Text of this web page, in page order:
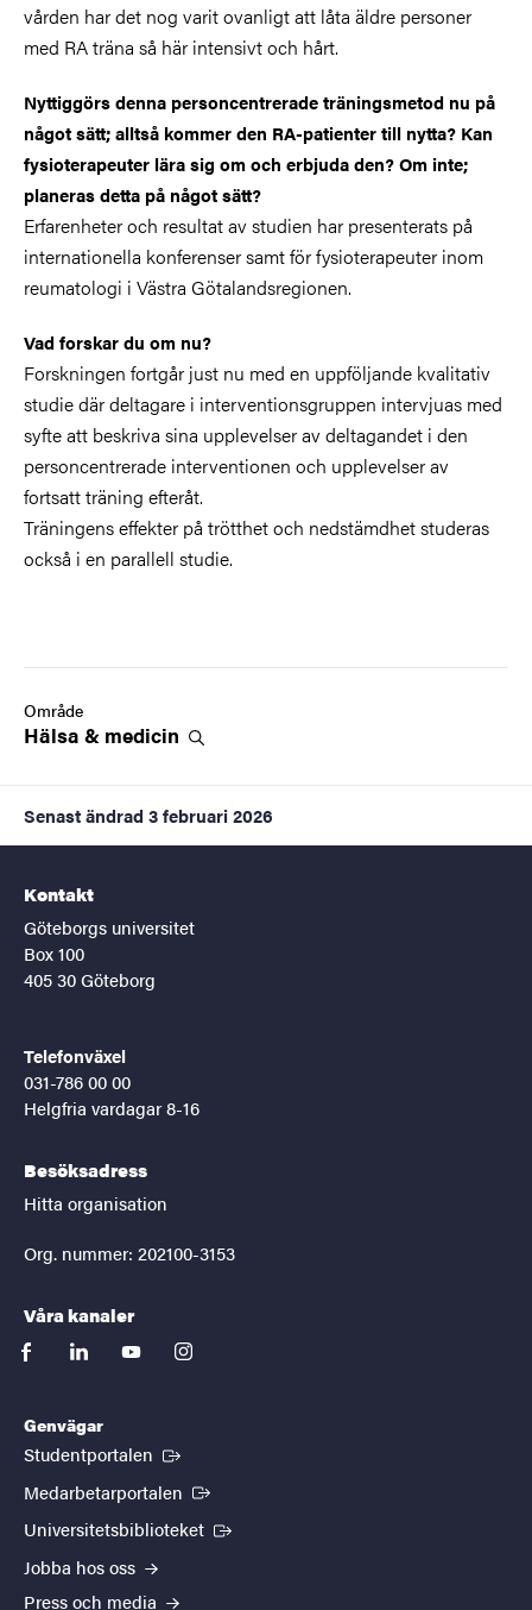
vården har det nog varit ovanligt att låta äldre personer
med RA träna så här intensivt och hårt.
Nyttiggörs denna personcentrerade träningsmetod nu på
något sätt; alltså kommer den RA-patienter till nytta? Kan
fysioterapeuter lära sig om och erbjuda den? Om inte;
planeras detta på något sätt?
Erfarenheter och resultat av studien har presenterats på
internationella konferenser samt för fysioterapeuter inom
reumatologi i Västra Götalandsregionen.
Vad forskar du om nu?
Forskningen fortgår just nu med en uppföljande kvalitativ
studie där deltagare i interventionsgruppen intervjuas med
syfte att beskriva sina upplevelser av deltagandet i den
personcentrerade interventionen och upplevelser av
fortsatt träning efteråt.
Träningens effekter på trötthet och nedstämdhet studeras
också i en parallell studie.
Område
Hälsa & medicin
Senast ändrad 3 februari 2026
Kontakt
Göteborgs universitet
Box 100
405 30 Göteborg
Telefonväxel
031-786 00 00
Helgfria vardagar 8-16
Besöksadress
Hitta organisation
Org. nummer: 202100-3153
Våra kanaler
facebooklinkedinyoutubeinstagram
Genvägar
Studentportalen (Extern länk)
Medarbetarportalen (Extern länk)
Universitetsbiblioteket (Extern länk)
Jobba hos oss
Press och media